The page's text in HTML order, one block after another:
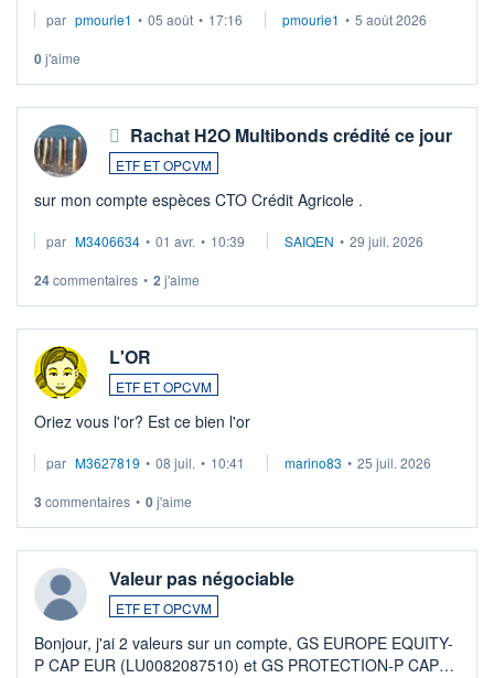
par pmourie1 • 05 août • 17:16 pmourie1 • 5 août 2026
0j'aime
Rachat H2O Multibonds crédité ce jour
ETF ET OPCVM
sur mon compte espèces CTO Crédit Agricole .
par M3406634 • 01 avr. • 10:39 SAIQEN • 29 juil. 2026
24commentaires • 2 j'aime
L'OR
ETF ET OPCVM
Oriez vous l'or? Est ce bien l'or
par M3627819 • 08 juil. • 10:41 marino83 • 25 juil. 2026
3 commentaires • 0j'aime
Valeur pas négociable
ETF ET OPCVM
Bonjour, j'ai 2 valeurs sur un compte, GS EUROPE EQUITY-
P CAP EUR (LU0082087510) et GS PROTECTION-P CAP